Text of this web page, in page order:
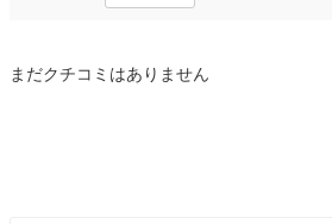
まだクチコミはありません